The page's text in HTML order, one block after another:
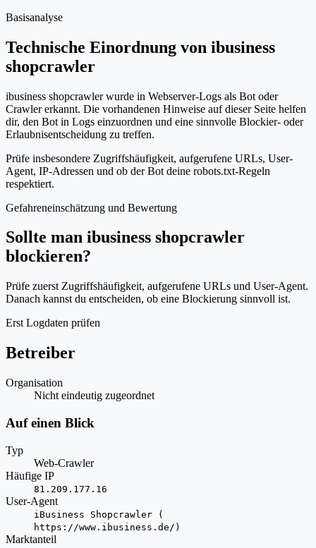
Basisanalyse
Technische Einordnung von ibusiness
shopcrawler
ibusiness shopcrawler wurde in Webserver-Logs als Bot oder
Crawler erkannt. Die vorhandenen Hinweise auf dieser Seite helfen
dir, den Bot in Logs einzuordnen und eine sinnvolle Blockier- oder
Erlaubnisentscheidung zu treffen.
Prüfe insbesondere Zugriffshäufigkeit, aufgerufene URLs, User-
Agent, IP-Adressen und ob der Bot deine robots.txt-Regeln
respektiert.
Gefahreneinschätzung und Bewertung
Sollte man ibusiness shopcrawler
blockieren?
Prüfe zuerst Zugriffshäufigkeit, aufgerufene URLs und User-Agent.
Danach kannst du entscheiden, ob eine Blockierung sinnvoll ist.
Erst Logdaten prüfen
Betreiber
Organisation
Nicht eindeutig zugeordnet
Auf einen Blick
Typ
Web-Crawler
Häufige IP
81.209.177.16
User-Agent
iBusiness Shopcrawler (
https://www.ibusiness.de/)
Marktanteil